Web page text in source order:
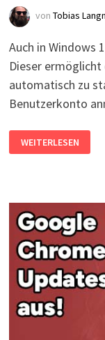
von Tobias
Auch in Windows
Dieser ermöglicht
automatisch zu
Benutzerkonto
11
AUTOSTART
UND
BEARBEITEN
WEITERLESEN